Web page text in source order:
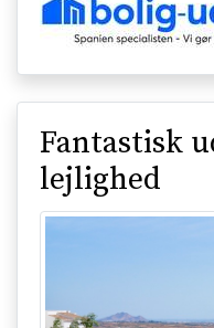
Fantastisk
lejlighed